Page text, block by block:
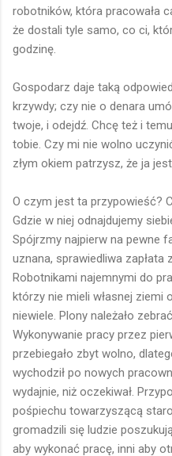
robotników, która pracowała
że dostali tyle samo, co ci,
godzinę.
Gospodarz daje taką
krzywdy; czy nie o denara
twoje, i odejdź. Chcę też i
tobie. Czy mi nie wolno
złym okiem patrzysz, że ja
O czym jest ta przypowieść?
Gdzie w niej odnajdujemy
Spójrzmy najpierw na pewne
uznana, sprawiedliwa zapłata
Robotnikami najemnymi do
którzy nie mieli własnej ziemi
niewiele. Plony należało
Wykonywanie pracy przez
przebiegało zbyt wolno,
wychodził po nowych
wydajnie, niż oczekiwał.
pośpiechu towarzyszącą
gromadzili się ludzie
aby wykonać pracę, inni aby